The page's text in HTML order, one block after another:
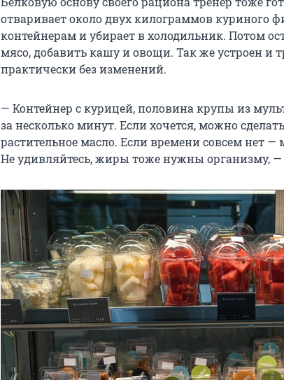
отваривает около двух килограммов куриного
контейнерам и убирает в холодильник. Потом
мясо, добавить кашу и овощи. Так же устроен и
практически без изменений.
— Контейнер с курицей, половина крупы из
за несколько минут. Если хочется, можно
растительное масло. Если времени совсем нет
Не удивляйтесь, жиры тоже нужны организму, —